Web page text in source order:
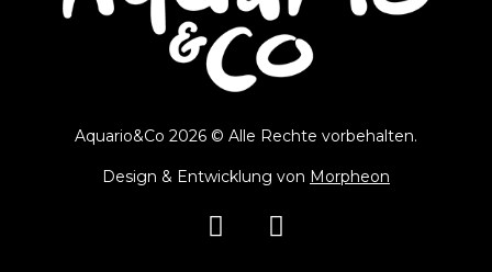
Aquario&Co 2026 © Alle Rechte vorbehalten.
Design & Entwicklung von Morpheon